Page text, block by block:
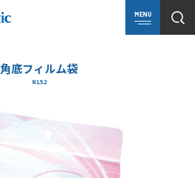
MENU
角底フィルム袋
N152